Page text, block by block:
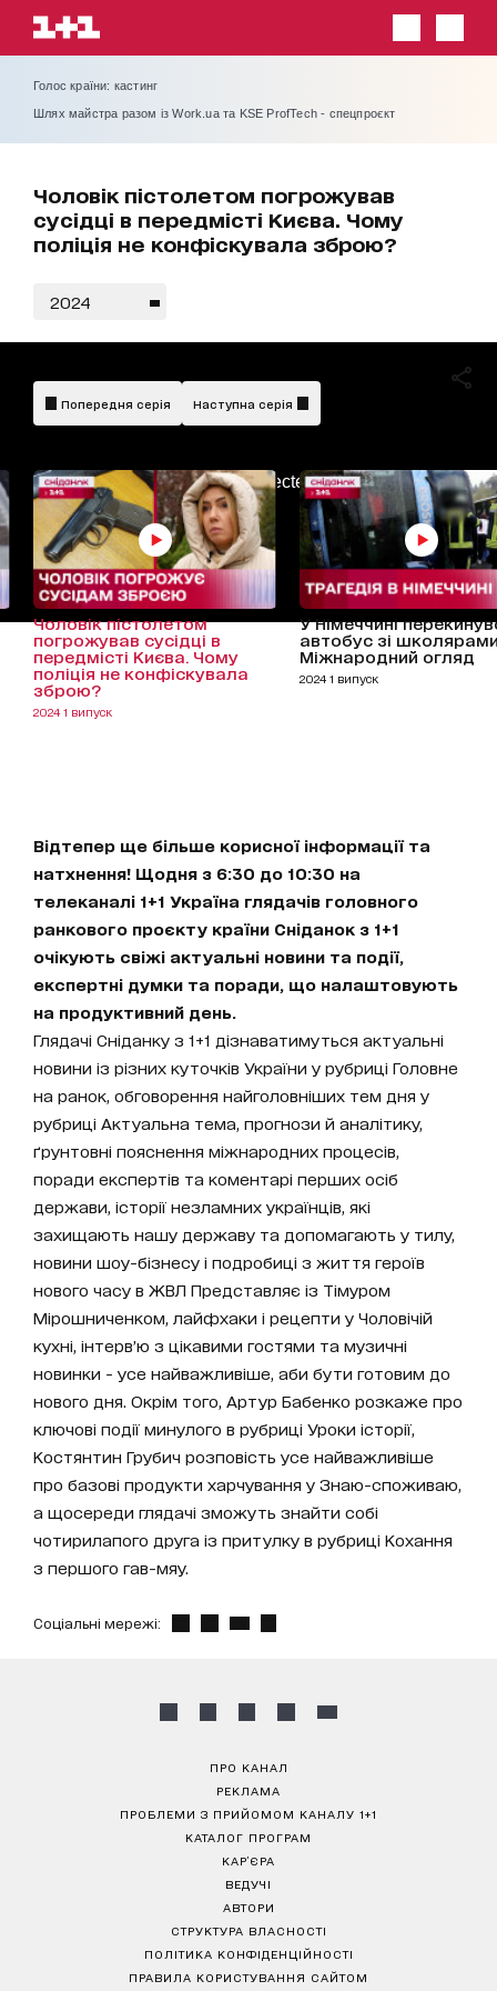
Голос країни: кастинг
Шлях майстра разом із Work.ua та KSE ProfTech - спецпроєкт
Чоловік пістолетом погрожував
сусідці в передмісті Києва. Чому
поліція не конфіскувала зброю?
2024
AdBlockDetected!
Попередня серія Наступна серія
Чоловік пістолетом
погрожував сусідці в
передмісті Києва. Чому
поліція не конфіскувала
зброю?
2024 1 випуск
У Німеччині
автобус зі
Міжнародний огляд
2024 1 випуск
Відтепер ще більше корисної інформації та
натхнення! Щодня з 6:30 до 10:30 на
телеканалі 1+1 Україна глядачів головного
ранкового проєкту країни Сніданок з 1+1
очікують свіжі актуальні новини та події,
експертні думки та поради, що налаштовують
на продуктивний день.
Глядачі Сніданку з 1+1 дізнаватимуться актуальні
новини із різних куточків України у рубриці Головне
на ранок, обговорення найголовніших тем дня у
рубриці Актуальна тема, прогнози й аналітику,
ґрунтовні пояснення міжнародних процесів,
поради експертів та коментарі перших осіб
держави, історії незламних українців, які
захищають нашу державу та допомагають у тилу,
новини шоу-бізнесу і подробиці з життя героїв
нового часу в ЖВЛ Представляє із Тімуром
Мірошниченком, лайфхаки і рецепти у Чоловічій
кухні, інтерв’ю з цікавими гостями та музичні
новинки - усе найважливіше, аби бути готовим до
нового дня. Окрім того, Артур Бабенко розкаже про
ключові події минулого в рубриці Уроки історії,
Костянтин Грубич розповість усе найважливіше
про базові продукти харчування у Знаю-споживаю,
а щосереди глядачі зможуть знайти собі
чотирилапого друга із притулку в рубриці Кохання
з першого гав-мяу.
Соціальні мережі:
ПРО КАНАЛ
РЕКЛАМА
ПРОБЛЕМИ З ПРИЙОМОМ КАНАЛУ 1+1
КАТАЛОГ ПРОГРАМ
КАР’ЄРА
ВЕДУЧІ
АВТОРИ
СТРУКТУРА ВЛАСНОСТІ
ПОЛІТИКА КОНФІДЕНЦІЙНОСТІ
ПРАВИЛА КОРИСТУВАННЯ САЙТОМ